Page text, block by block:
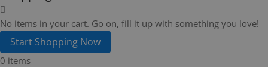
No items in your cart. Go on, fill it up with something you love!
Start Shopping Now
0 items